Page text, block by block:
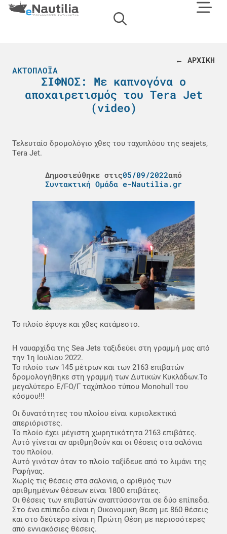
← ΑΡΧΙΚΗ
ΑΚΤΟΠΛΟΪΑ
ΣΙΦΝΟΣ: Με καπνογόνα ο
αποχαιρετισμός του Tera Jet
(video)
Τελευταίο δρομολόγιο χθες του ταχυπλόου της seajets,
Τera Jet.
Δημοσιεύθηκε στις05/09/2022από
Συντακτική Ομάδα e-Nautilia.gr
Το πλοίο έφυγε και χθες κατάμεστο.
Η ναυαρχίδα της Sea Jets ταξιδεύει στη γραμμή μας από
την 1η Ιουλίου 2022.
Το πλοίο των 145 μέτρων και των 2163 επιβατών
δρομολογήθηκε στη γραμμή των Δυτικών Κυκλάδων.Το
μεγαλύτερο Ε/Γ-Ο/Γ ταχύπλοο τύπου Monohull του
κόσμου!!!
Οι δυνατότητες του πλοίου είναι κυριολεκτικά
απεριόριστες.
Το πλοίο έχει μέγιστη χωρητικότητα 2163 επιβάτες.
Αυτό γίνεται αν αριθμηθούν και οι θέσεις στα σαλόνια
του πλοίου.
Αυτό γινόταν όταν το πλοίο ταξίδευε από το λιμάνι της
Ραφήνας.
Χωρίς τις θέσεις στα σαλονια, ο αριθμός των
αριθμημένων θέσεων είναι 1800 επιβάτες.
Οι θέσεις των επιβατών αναπτύσσονται σε δύο επίπεδα.
Στο ένα επίπεδο είναι η Οικονομική Θεση με 860 θέσεις
και στο δεύτερο είναι η Πρώτη Θέση με περισσότερες
από εννιακόσιες θέσεις.